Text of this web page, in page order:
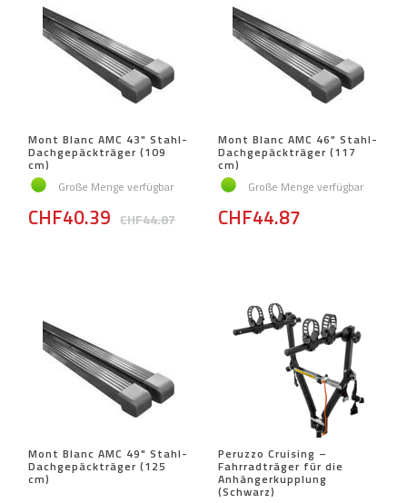
Mont Blanc AMC 43" Stahl-
Dachgepäckträger (109
cm)
Große Menge verfügbar
CHF44.87
CHF40.39
Mont Blanc AMC 46" Stahl-
Dachgepäckträger (117
cm)
Große Menge verfügbar
CHF44.87
Mont Blanc AMC 49" Stahl-
Dachgepäckträger (125
cm)
Peruzzo Cruising –
Fahrradträger für die
Anhängerkupplung
(Schwarz)